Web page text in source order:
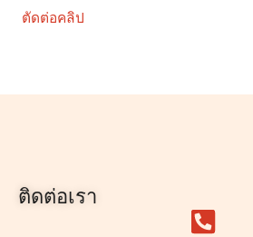
ตัดต่อคลิป
ติดต่อเรา